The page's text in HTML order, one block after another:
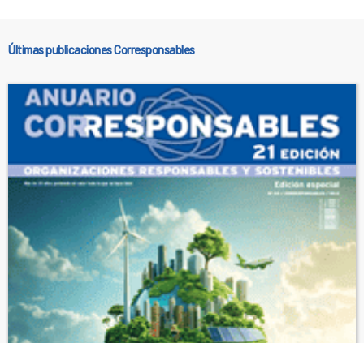
Últimas publicaciones Corresponsables